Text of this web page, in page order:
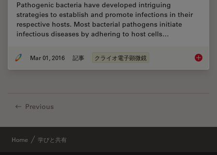
Pathogenic bacteria have developed intriguing
strategies to establish and promote infections in their
respective hosts. Most bacterial pathogens initiate
infectious diseases by adhering to host cells…
Mar 01, 2016 記事 クライオ電子顕微鏡
Previous
Home 学びと共有